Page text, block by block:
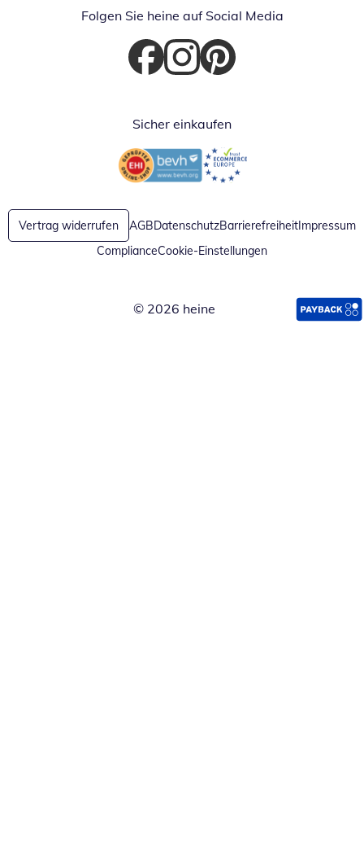
Folgen Sie heine auf Social Media
Öffnet in neuem Fenster
Öffnet in neuem Fenster
Öffnet in neuem Fenster
Sicher einkaufen
Öffnet in neuem FensterÖffnet in neuem Fenster
Vertrag widerrufen AGBDatenschutzBarrierefreiheitImpressum
ComplianceCookie-Einstellungen
© 2026 heine